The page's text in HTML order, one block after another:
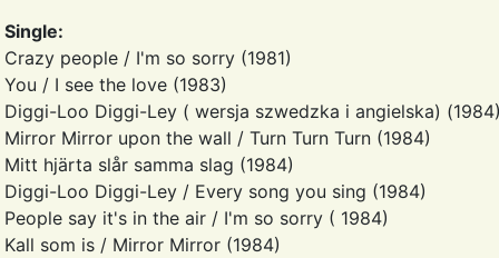
Single:
Crazy people / I'm so sorry (1981)
You / I see the love (1983)
Diggi-Loo Diggi-Ley ( wersja szwedzka i angielska)
Mirror Mirror upon the wall / Turn Turn Turn (1984)
Mitt hjärta slår samma slag (1984)
Diggi-Loo Diggi-Ley / Every song you sing (1984)
People say it's in the air / I'm so sorry ( 1984)
Kall som is / Mirror Mirror (1984)